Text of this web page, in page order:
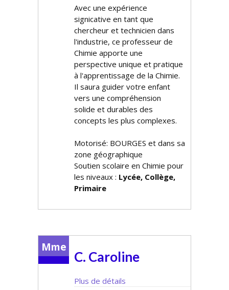
Avec une expérience
significative en tant que
chercheur et technicien dans
l'industrie, ce professeur de
Chimie apporte une
perspective unique et pratique
à l'apprentissage de la Chimie.
Il saura guider votre enfant
vers une compréhension
solide et durables des
concepts les plus complexes.
Motorisé: BOURGES et dans sa
zone géographique
Soutien scolaire en Chimie pour
les niveaux : Lycée, Collège,
Primaire
Mme
C. Caroline
Plus de détails